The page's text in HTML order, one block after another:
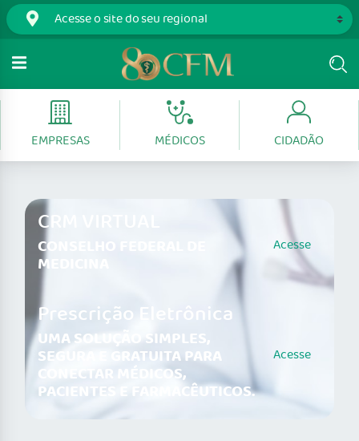
EMPRESAS MÉDICOS CIDADÃO
CRM VIRTUAL
CONSELHO FEDERAL DE
MEDICINA
Acesse
Prescrição Eletrônica
UMA SOLUÇÃO SIMPLES,
SEGURA E GRATUITA PARA
CONECTAR MÉDICOS,
PACIENTES E FARMACÊUTICOS.
Acesse